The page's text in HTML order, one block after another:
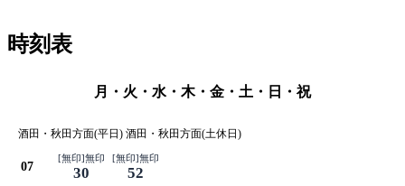
時刻表
月・火・水・木・金・土・日・祝
酒田・秋田方面(平日) 酒田・秋田方面(土休日)
07
[無印]無印
30
[無印]無印
52